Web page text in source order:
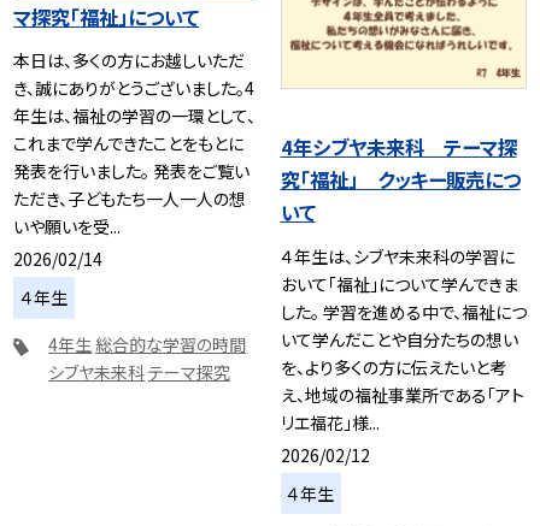
マ探究「福祉」について
本日は、多くの方にお越しいただ
き、誠にありがとうございました。4
年生は、福祉の学習の一環として、
これまで学んできたことをもとに
発表を行いました。 発表をご覧い
ただき、子どもたち一人一人の想
いや願いを受...
2026/02/14
４年生
4年生 総合的な学習の時間
シブヤ未来科テーマ探究
4年シブヤ未来科 テーマ探
究「福祉」 クッキー販売につ
いて
４年生は、シブヤ未来科の学習に
おいて「福祉」について学んできま
した。 学習を進める中で、福祉につ
いて学んだことや自分たちの想い
を、より多くの方に伝えたいと考
え、地域の福祉事業所である「アト
リエ福花」様...
2026/02/12
４年生